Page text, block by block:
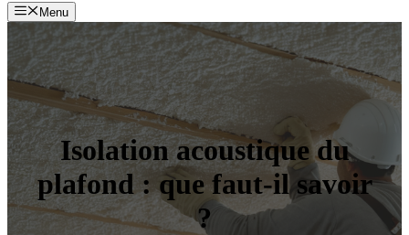
Menu
Isolation acoustique du
plafond : que faut-il savoir
?